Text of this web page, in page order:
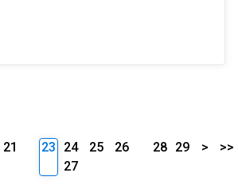
21
23 24 25
26
27
28 29 > >>